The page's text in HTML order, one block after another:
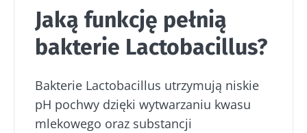
Jaką funkcję pełnią
bakterie Lactobacillus?
Bakterie Lactobacillus utrzymują niskie
pH pochwy dzięki wytwarzaniu kwasu
mlekowego oraz substancji